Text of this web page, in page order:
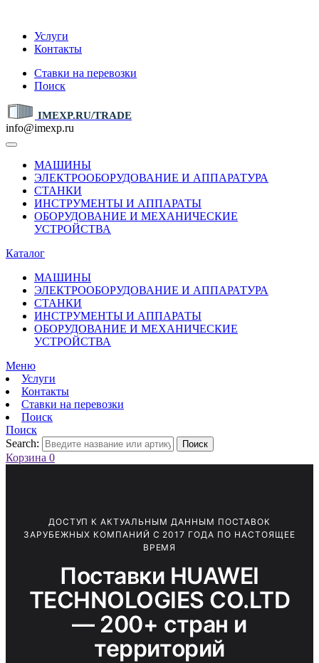
Услуги
Контакты
Ставки на перевозки
Поиск
IMEXP.RU/TRADE
info@imexp.ru
МАШИНЫ
ЭЛЕКТРООБОРУДОВАНИЕ И АППАРАТУРА
СТАНКИ
ИНСТРУМЕНТЫ И АППАРАТЫ
ОБОРУДОВАНИЕ И МЕХАНИЧЕСКИЕ
УСТРОЙСТВА
Каталог
МАШИНЫ
ЭЛЕКТРООБОРУДОВАНИЕ И АППАРАТУРА
СТАНКИ
ИНСТРУМЕНТЫ И АППАРАТЫ
ОБОРУДОВАНИЕ И МЕХАНИЧЕСКИЕ
УСТРОЙСТВА
Меню
Услуги
Контакты
Ставки на перевозки
Поиск
Поиск
Search:
Поиск
Корзина 0
ДОСТУП К АКТУАЛЬНЫМ ДАННЫМ ПОСТАВОК
ЗАРУБЕЖНЫХ КОМПАНИЙ С 2017 ГОДА ПО НАСТОЯЩЕЕ
ВРЕМЯ
Поставки HUAWEI
TECHNOLOGIES CO.LTD
— 200+ стран и
территорий